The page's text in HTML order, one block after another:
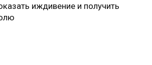
иждивение и получить